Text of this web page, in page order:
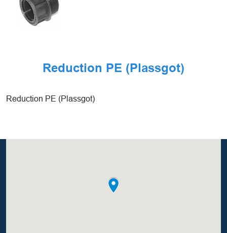
Reduction PE (Plassgot)
Reduction PE (Plassgot)